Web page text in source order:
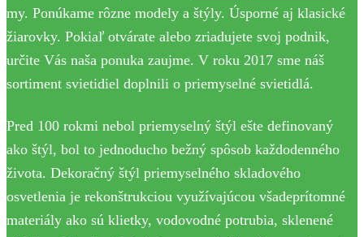
my. Ponúkame rôzne modely a štýly. Úsporné aj klasické
žiarovky. Pokiaľ otvárate alebo zriadujete svoj podnik,
určite Vás naša ponuka zaujme. V roku 2017 sme náš
sortiment svietidiel doplnili o priemyselné svietidlá.
Pred 100 rokmi nebol priemyselný štýl ešte definovaný
ako štýl, bol to jednoducho bežný spôsob každodenného
života. Dekoračný štýl priemyselného skladového
osvetlenia je rekonštrukciou využívajúcou všadeprítomné
materiály ako sú klietky, vodovodné potrubia, sklenené